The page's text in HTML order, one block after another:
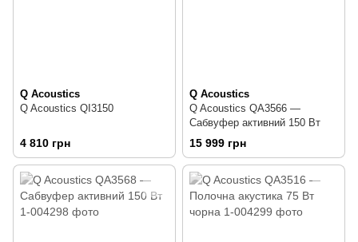
Q Acoustics
Q Acoustics QI3150
4 810 грн
Q Acoustics
Q Acoustics QA3566 —
Сабвуфер активний 150 Вт
15 999 грн